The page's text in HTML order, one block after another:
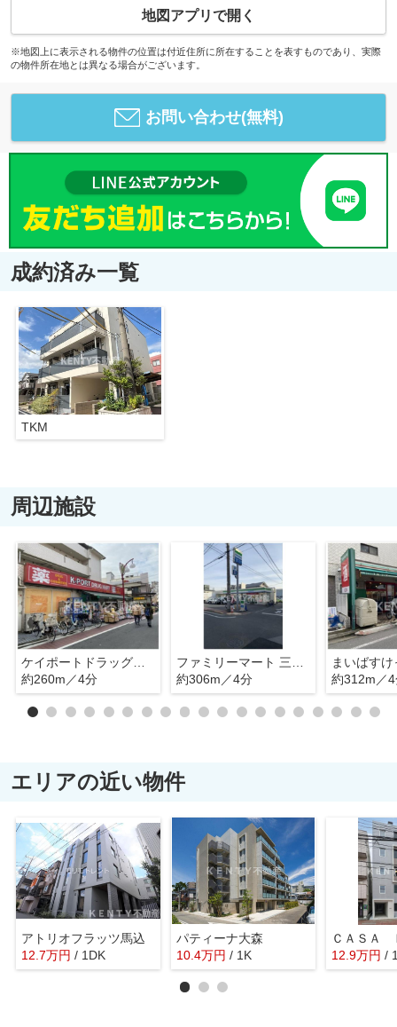
地図アプリで開く
※地図上に表示される物件の位置は付近住所に所在することを表すものであり、実際
の物件所在地とは異なる場合がございます。
お問い合わせ(無料)
成約済み一覧
TKM
周辺施設
ケイポートドラッグマート梅屋敷店
約260m／4分
ファミリーマート 三度屋大森東四丁目店
約306m／4分
約312m／
エリアの近い物件
アトリオフラッツ馬込
12.7万円 / 1DK
パティーナ大森
10.4万円 / 1K 12.9万円 /